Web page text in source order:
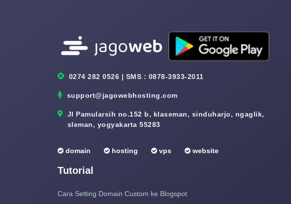
0274 282 0526 | SMS : 0878-3933-2011
support@jagowebhosting.com
Jl Pamularsih no.152 b, klaseman, sinduharjo, ngaglik,
sleman, yogyakarta 55283
domain hosting vps website
Tutorial
Cara Setting Domain Custom ke Blogspot